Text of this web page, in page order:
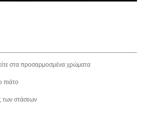
στα προσαρμοσμένα χρώματα
πιάτο
των στάσεων